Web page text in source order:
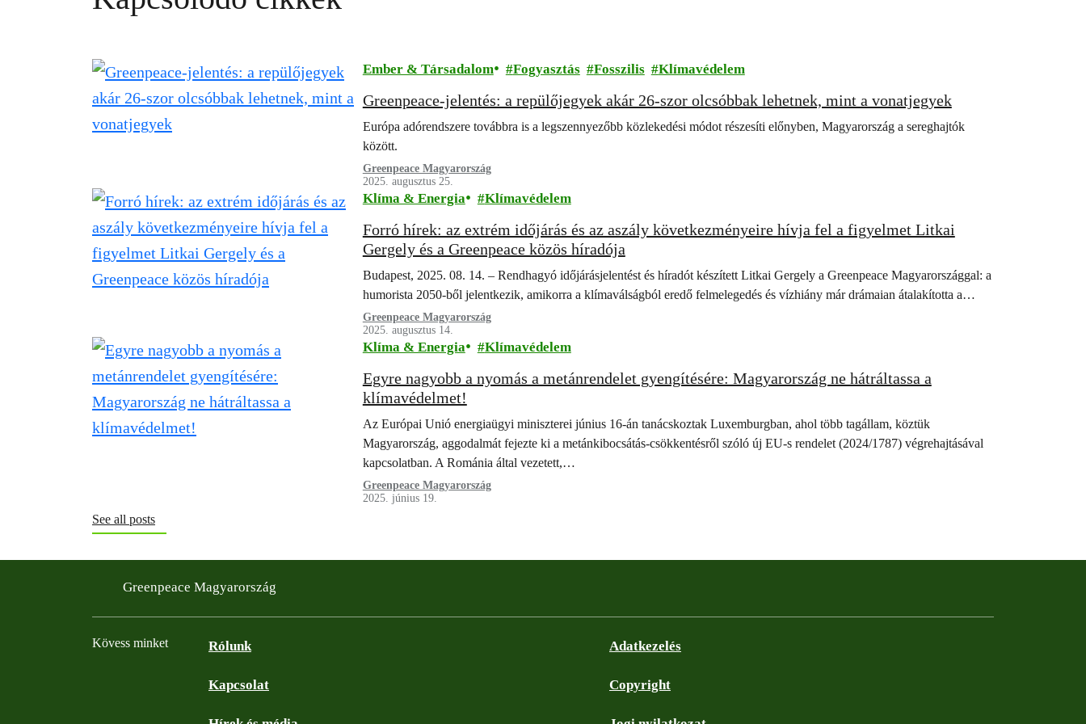
Ember & Társadalom Fogyasztás Fosszilis Klímavédelem
Greenpeace-jelentés: a repülőjegyek akár 26-szor olcsóbbak lehetnek, mint a vonatjegyek
Európa adórendszere továbbra is a legszennyezőbb közlekedési módot részesíti előnyben, Magyarország a sereghajtók
között.
Greenpeace Magyarország
2025. augusztus 25.
Klíma & Energia Klímavédelem
Forró hírek: az extrém időjárás és az aszály következményeire hívja fel a figyelmet Litkai
Gergely és a Greenpeace közös híradója
Budapest, 2025. 08. 14. – Rendhagyó időjárásjelentést és híradót készített Litkai Gergely a Greenpeace Magyarországgal: a
humorista 2050-ből jelentkezik, amikorra a klímaválságból eredő felmelegedés és vízhiány már drámaian átalakította a…
Greenpeace Magyarország
2025. augusztus 14.
Klíma & Energia Klímavédelem
Egyre nagyobb a nyomás a metánrendelet gyengítésére: Magyarország ne hátráltassa a
klímavédelmet!
Az Európai Unió energiaügyi miniszterei június 16-án tanácskoztak Luxemburgban, ahol több tagállam, köztük
Magyarország, aggodalmát fejezte ki a metánkibocsátás-csökkentésről szóló új EU-s rendelet (2024/1787) végrehajtásával
kapcsolatban. A Románia által vezetett,…
Greenpeace Magyarország
2025. június 19.
See all posts
Greenpeace Magyarország
Kövess minket Rólunk
Kapcsolat
Adatkezelés
Copyright